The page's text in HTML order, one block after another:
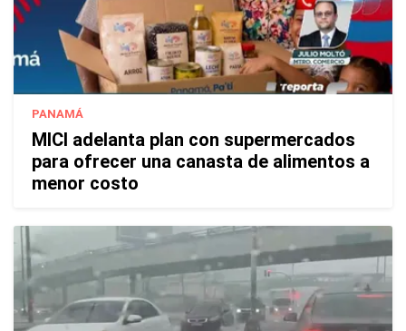
PANAMÁ
MICI adelanta plan con supermercados
para ofrecer una canasta de alimentos a
menor costo